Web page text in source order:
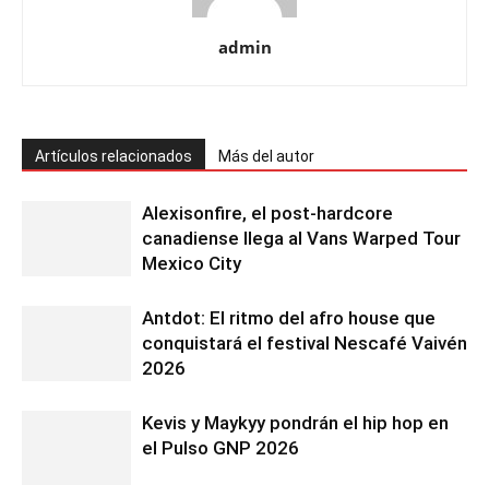
admin
Artículos relacionados Más del autor
Alexisonfire, el post-hardcore
canadiense llega al Vans Warped Tour
Mexico City
Antdot: El ritmo del afro house que
conquistará el festival Nescafé Vaivén
2026
Kevis y Maykyy pondrán el hip hop en
el Pulso GNP 2026